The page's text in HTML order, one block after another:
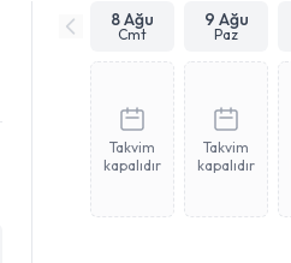
8 Ağu
Cmt
9 Ağu
Paz
Takvim
kapalıdır
Takvim
kapalıdır